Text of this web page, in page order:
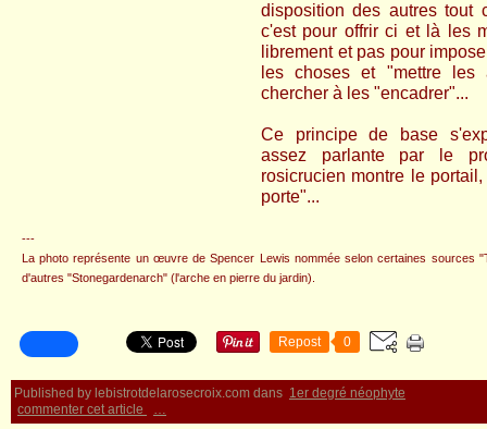
disposition des autres tout
c'est pour offrir ci et là les
librement et pas pour
les choses et "mettre les
chercher à les "encadrer"...
Ce principe de base
assez parlante par le
rosicrucien montre le
porte"...
---
La photo représente un œuvre de Spencer Lewis nommée selon certaines sources
d'autres "Stonegardenarch" (l'arche en pierre du jardin).
Repost 0
Published by lebistrotdelarosecroix.com dans 1er degré néophyte
commenter cet article
…